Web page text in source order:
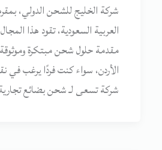
شركة الخليج للشحن الدولي،
العربية السعودية، تقود هذا
مقدمة حلول شحن مبتكرة
الأردن، سواء كنت فردًا يرغب
شركة تسعى لـ شحن بضائع